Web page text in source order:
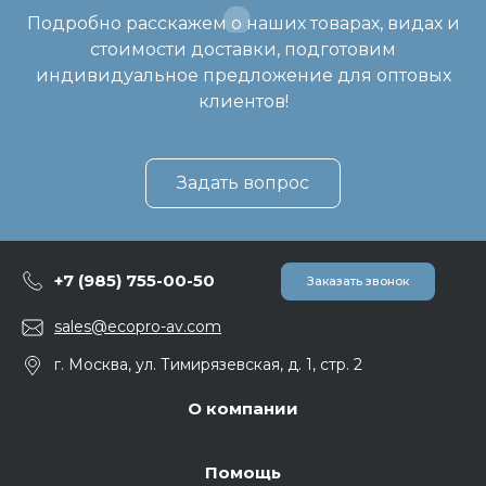
Подробно расскажем о наших товарах, видах и
стоимости доставки, подготовим
индивидуальное предложение для оптовых
клиентов!
Задать вопрос
+7 (985) 755-00-50 Заказать звонок
sales@ecopro-av.com
г. Москва, ул. Тимирязевская, д. 1, стр. 2
О компании
Помощь